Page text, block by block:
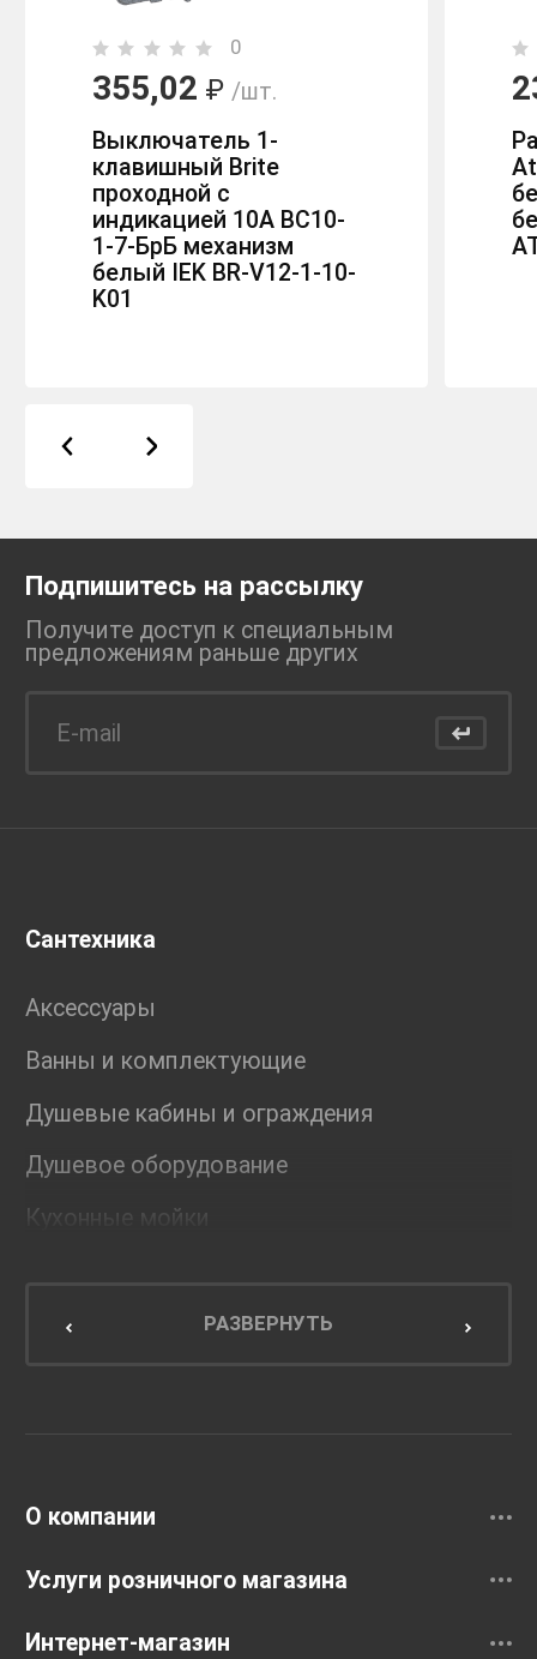
0
355,02 ₽ /шт.
Выключатель 1-
клавишный Brite
проходной с
индикацией 10А ВС10-
1-7-БрБ механизм
белый IEK BR-V12-1-10-
K01
Подпишитесь на рассылку
Получите доступ к специальным
предложениям раньше других
Сантехника
Аксессуары
Ванны и комплектующие
Душевые кабины и ограждения
Душевое оборудование
Кухонные мойки
Мебель для кухниРАЗВЕРНУТЬ
О компании
Услуги розничного магазина
Интернет-магазин